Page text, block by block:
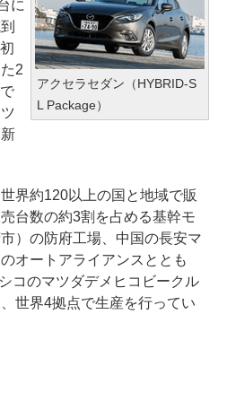
アクセラセダン（HYBRID-S
L Package）
に
2
界約120以上の国と地域で販
台数の約3割を占める基幹モ
）の防府工場、中国の長安マ
オートアライアンスととも
コのマツダデメヒコビークル
世界4拠点で生産を行ってい